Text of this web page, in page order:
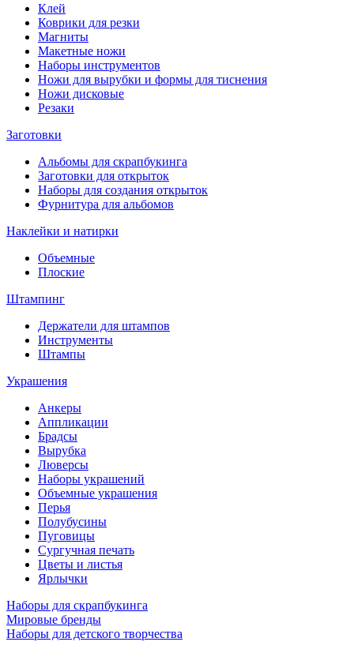
Клей
Коврики для резки
Магниты
Макетные ножи
Наборы инструментов
Ножи для вырубки и формы для тиснения
Ножи дисковые
Резаки
Заготовки
Альбомы для скрапбукинга
Заготовки для открыток
Наборы для создания открыток
Фурнитура для альбомов
Наклейки и натирки
Объемные
Плоские
Штампинг
Держатели для штампов
Инструменты
Штампы
Украшения
Анкеры
Аппликации
Брадсы
Вырубка
Люверсы
Наборы украшений
Объемные украшения
Перья
Полубусины
Пуговицы
Сургучная печать
Цветы и листья
Ярлычки
Наборы для скрапбукинга
Мировые бренды
Наборы для детского творчества